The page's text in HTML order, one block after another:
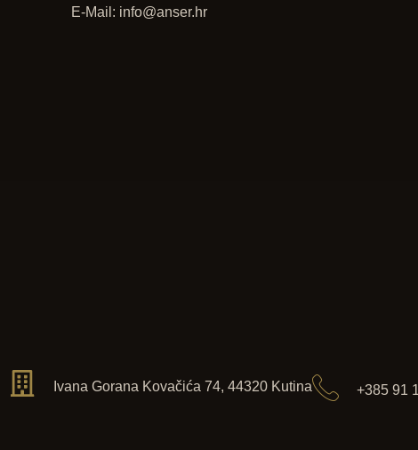
E-Mail: info@anser.hr
Ivana Gorana Kovačića 74, 44320 Kutina +385 91